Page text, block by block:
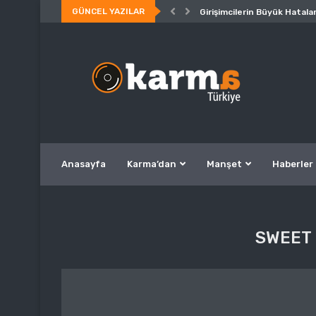
GÜNCEL YAZILAR Girişimcilerin Büyük
Anasayfa Karma’dan Manşet Haberler